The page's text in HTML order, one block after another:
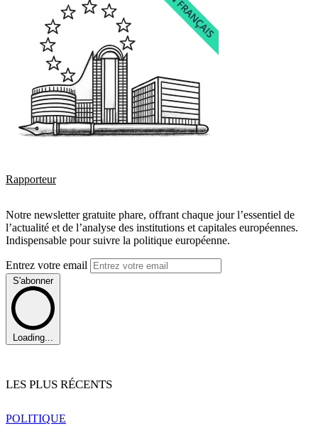
Rapporteur
Notre newsletter gratuite phare, offrant chaque jour l’essentiel de
l’actualité et de l’analyse des institutions et capitales européennes.
Indispensable pour suivre la politique européenne.
Entrez votre email
S'abonner
Loading...
LES PLUS RÉCENTS
POLITIQUE